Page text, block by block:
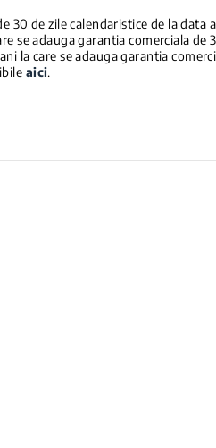
30 de zile calendaristice de la data
se adauga garantia comerciala de
la care se adauga garantia
aici.